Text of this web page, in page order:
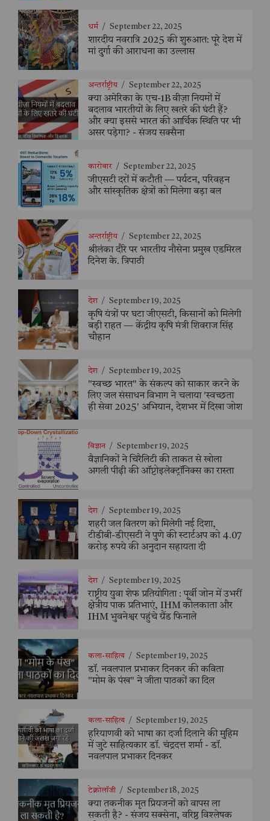
धर्म / September 22, 2025
शारदीय नवरात्रि 2025 की शुरुआत: पूरे देश में
मां दुर्गा की आराधना का उल्लास
अन्तर्राष्ट्रीय / September 22, 2025
क्या अमेरिका के एच-1B वीज़ा नियमों में
बदलाव भारतीयों के लिए खतरे की घंटी हैं?
और क्या इससे भारत की आर्थिक स्थिति पर भी
असर पड़ेगा? - संजय सक्सैना
कारोबार / September 22, 2025
जीएसटी दरों में कटौती — पर्यटन, परिवहन
और सांस्कृतिक क्षेत्रों को मिलेगा बड़ा बल
अन्तर्राष्ट्रीय / September 22, 2025
श्रीलंका दौरे पर भारतीय नौसेना प्रमुख एडमिरल
दिनेश के. त्रिपाठी
देश / September 19, 2025
कृषि यंत्रों पर घटा जीएसटी, किसानों को मिलेगी
बड़ी राहत — केंद्रीय कृषि मंत्री शिवराज सिंह
चौहान
देश / September 19, 2025
"स्वच्छ भारत" के संकल्प को साकार करने के
लिए जल संसाधन विभाग ने चलाया 'स्वच्छता
ही सेवा 2025' अभियान, देशभर में दिखा जोश
विज्ञान / September 19, 2025
वैज्ञानिकों ने चिरैलिटी की ताकत से खोला
अगली पीढ़ी की ऑप्टोइलेक्ट्रॉनिक्स का रास्ता
देश / September 19, 2025
शहरी जल वितरण को मिलेगी नई दिशा,
टीडीबी-डीएसटी ने पुणे की स्टार्टअप को 4.07
करोड़ रुपये की अनुदान सहायता दी
देश / September 19, 2025
राष्ट्रीय युवा शेफ प्रतियोगिता : पूर्वी जोन में उभरीं
क्षेत्रीय पाक प्रतिभाएं, IHM कोलकाता और
IHM भुवनेश्वर पहुंचे ग्रैंड फिनाले
कला-साहित्य / September 19, 2025
डॉ. नवलपाल प्रभाकर दिनकर की कविता
"मोम के पंख" ने जीता पाठकों का दिल
कला-साहित्य / September 19, 2025
हरियाणवी को भाषा का दर्जा दिलाने की मुहिम
में जुटे साहित्यकार डॉ. चंद्रदत्त शर्मा - डॉ.
नवलपाल प्रभाकर दिनकर
टेक्नोलॉजी / September 18, 2025
क्या तकनीक मृत प्रियजनों को वापस ला
सकती है? - संजय सक्सेना, वरिष्ठ विश्लेषक